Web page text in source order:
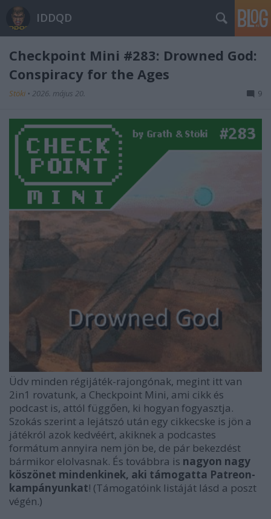
IDDQD
Checkpoint Mini #283: Drowned God:
Conspiracy for the Ages
Stöki • 2026. május 20. 9
Üdv minden régijáték-rajongónak, megint itt van
2in1 rovatunk, a Checkpoint Mini, ami cikk és
podcast is, attól függően, ki hogyan fogyasztja.
Szokás szerint a lejátszó után egy cikkecske is jön a
játékról azok kedvéért, akiknek a podcastes
formátum annyira nem jön be, de pár bekezdést
bármikor elolvasnak. És továbbra is nagyon nagy
köszönet mindenkinek, aki támogatta Patreon-
kampányunkat! (Támogatóink listáját lásd a poszt
végén.)